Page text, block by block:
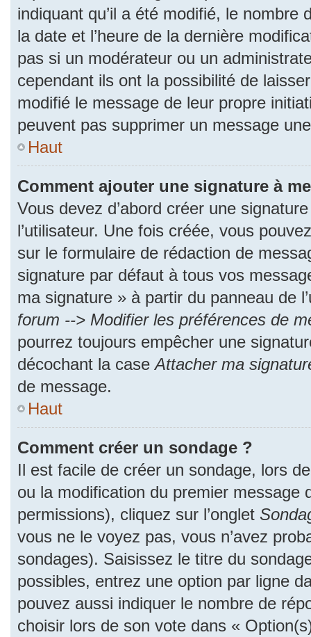
indiquant qu’il a été modifié, le nombre
la date et l’heure de la dernière
pas si un modérateur ou un
cependant ils ont la possibilité de
modifié le message de leur propre
peuvent pas supprimer un message
Haut
Comment ajouter une signature à
Vous devez d’abord créer une
l’utilisateur. Une fois créée, vous
sur le formulaire de rédaction de
signature par défaut à tous vos
ma signature » à partir du panneau de
forum --> Modifier les préférences de
pourrez toujours empêcher une
décochant la caseAttacher ma
de message.
Haut
Comment créer un sondage ?
Il est facile de créer un sondage, lors
ou la modification du premier message
permissions), cliquez sur l’onglet
vous ne le voyez pas, vous n’avez
sondages). Saisissez le titre du
possibles, entrez une option par ligne
pouvez aussi indiquer le nombre de
choisir lors de son vote dans «